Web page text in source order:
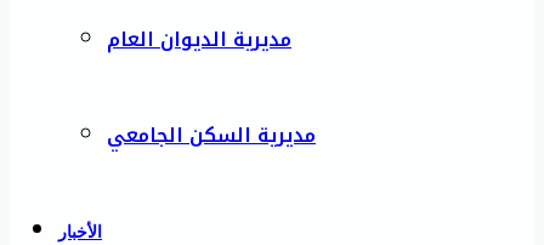
مديرية الديوان العام
مديرية السكن الجامعي
الأخبار